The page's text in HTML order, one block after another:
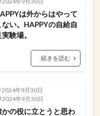
は外からはやって
ない。HAPPYの自給自
実験場。
続きを読む
2024年9月30日
2024年9月30日
かの役に立とうと思わ